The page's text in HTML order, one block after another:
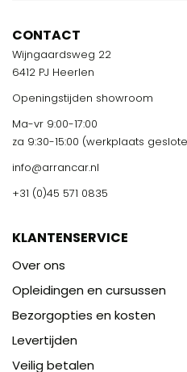
CONTACT
Wijngaardsweg 22
6412 PJ Heerlen
Openingstijden showroom
Ma-vr 9:00-17:00
za 9:30-15:00 (werkplaats
info@arrancar.nl
+31 (0)45 571 0835
KLANTENSERVICE
Over ons
Opleidingen en cursussen
Bezorgopties en kosten
Levertijden
Veilig betalen